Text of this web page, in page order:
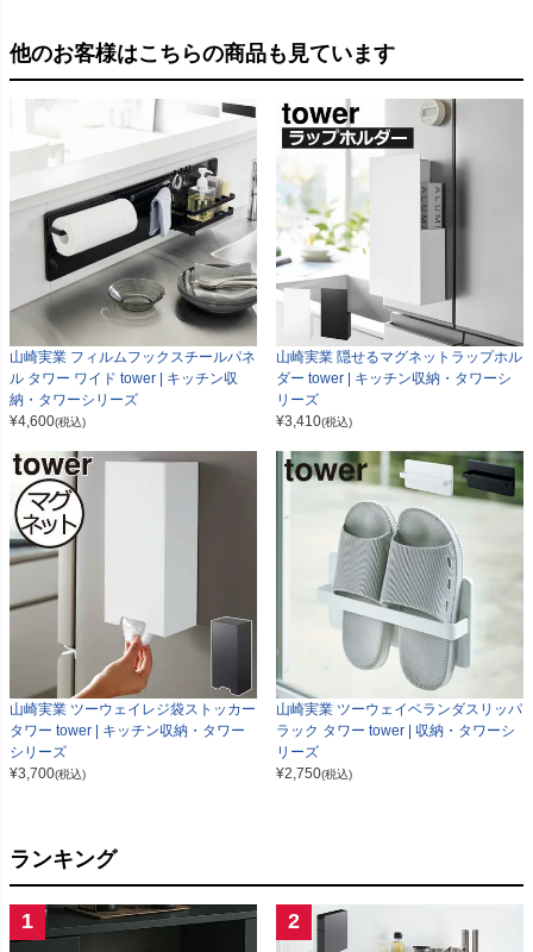
他のお客様はこちらの商品も見ています
山崎実業 フィルムフックスチールパネ
ル タワー ワイド tower | キッチン収
納・タワーシリーズ
¥4,600(税込)
山崎実業 隠せるマグネットラップホル
ダー tower | キッチン収納・タワーシ
リーズ
¥3,410(税込)
山崎実業 ツーウェイレジ袋ストッカー
タワー tower | キッチン収納・タワー
シリーズ
¥3,700(税込)
山崎実業 ツーウェイベランダスリッパ
ラック タワー tower | 収納・タワーシ
リーズ
¥2,750(税込)
ランキング
1 2